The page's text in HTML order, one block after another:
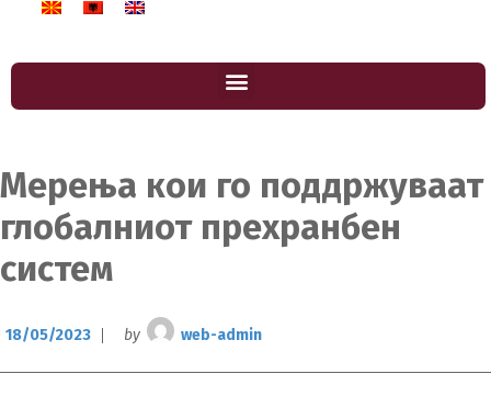
Мерења кои го поддржуваат
глобалниот прехранбен
систем
18/05/2023 by web-admin